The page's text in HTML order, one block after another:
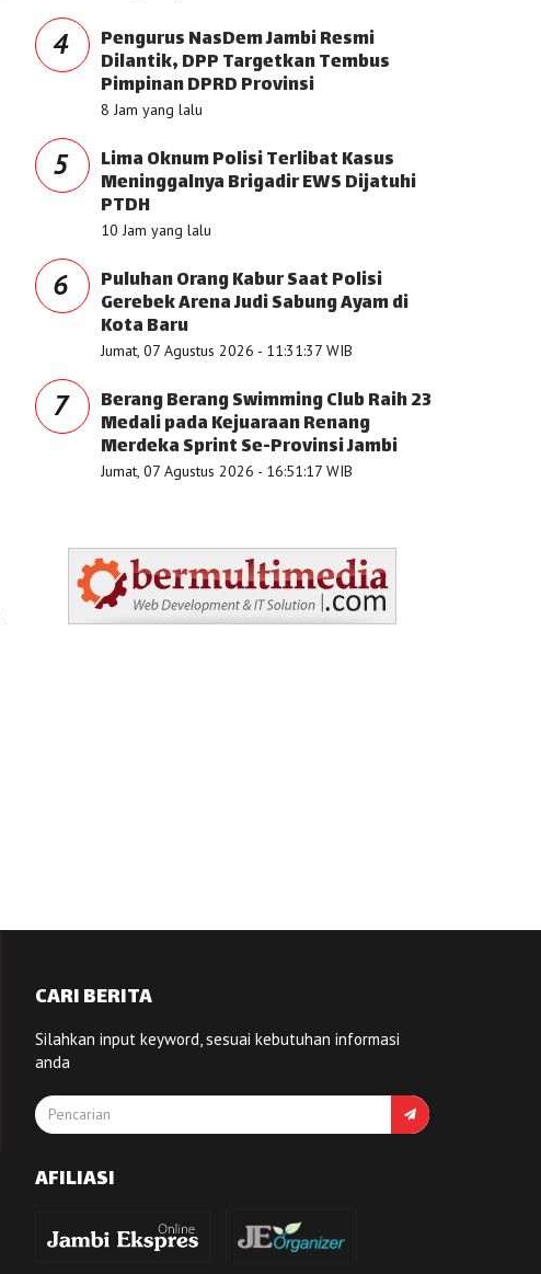
4 Pengurus NasDem Jambi Resmi
Dilantik, DPP Targetkan Tembus
Pimpinan DPRD Provinsi
8 Jam yang lalu
5 Lima Oknum Polisi Terlibat Kasus
Meninggalnya Brigadir EWS Dijatuhi
PTDH
10 Jam yang lalu
6 Puluhan Orang Kabur Saat Polisi
Gerebek Arena Judi Sabung Ayam di
Kota Baru
Jumat, 07 Agustus 2026 - 11:31:37 WIB
7 Berang Berang Swimming Club Raih 23
Medali pada Kejuaraan Renang
Merdeka Sprint Se-Provinsi Jambi
Jumat, 07 Agustus 2026 - 16:51:17 WIB
CARI BERITA
Silahkan input keyword, sesuai kebutuhan informasi
anda
AFILIASI